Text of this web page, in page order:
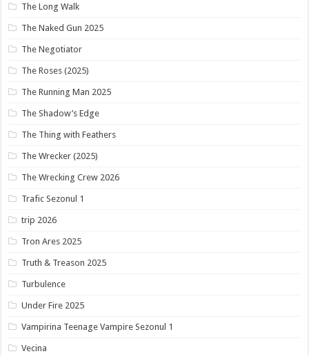
The Long Walk
The Naked Gun 2025
The Negotiator
The Roses (2025)
The Running Man 2025
The Shadow’s Edge
The Thing with Feathers
The Wrecker (2025)
The Wrecking Crew 2026
Trafic Sezonul 1
trip 2026
Tron Ares 2025
Truth & Treason 2025
Turbulence
Under Fire 2025
Vampirina Teenage Vampire Sezonul 1
Vecina